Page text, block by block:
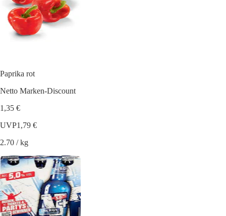
Paprika rot
Netto Marken-Discount
1,35 €
UVP1,79 €
2.70 / kg